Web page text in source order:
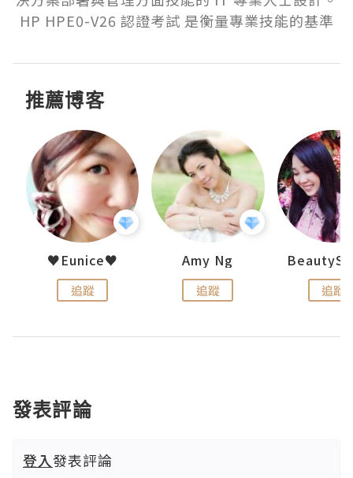
HP HPE0-V26 認證考試 是衡量專業技能的基準
推薦博客
♥Eunice♥
追蹤
Amy Ng
追蹤 追蹤
發表評論
登入發表評論